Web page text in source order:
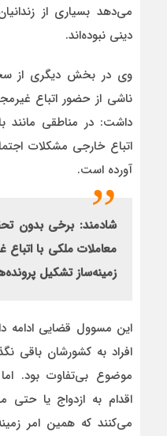
می‌دهد بسیاری از
دینی نبوده‌اند.
وی در بخش دیگری از
ناشی از حضور اتباع
داشت: در مناطقی مانند
اتباع خارجی مشکلات
آورده است.
شادمند: برخی بدون
معاملات ملکی با
زمینه‌ساز تشکیل
این مسوول قضایی ادامه
افراد به کشورشان باقی
موضوع بی‌تفاوت بود.
اقدام به ازدواج یا حتی
می‌کنند که همین امر